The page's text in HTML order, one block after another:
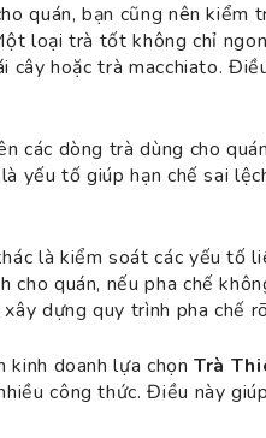
quán, bạn cũng nên
loại trà tốt không chỉ
cây hoặc trà macchiato.
các dòng trà dùng cho
yếu tố giúp hạn chế sai
là kiểm soát các yếu tố
cho quán, nếu pha chế
xây dựng quy trình pha chế
kinh doanh lựa chọnTrà
công thức. Điều này